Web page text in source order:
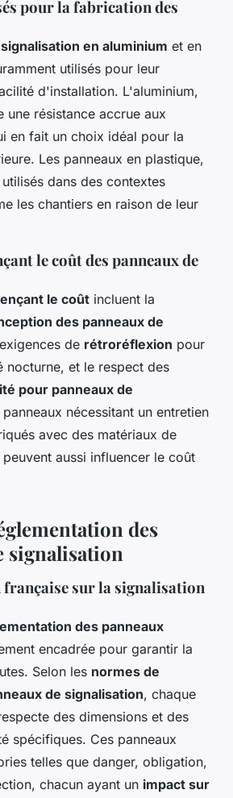
pour la fabrication des
en aluminium et en
utilisés pour leur
d'installation. L'aluminium,
une résistance accrue aux
en fait un choix idéal pour la
Les panneaux en plastique,
dans des contextes
les chantiers en raison de leur
le coût des panneaux de
le coût incluent la
des panneaux de
de rétroréflexion pour
nocturne, et le respect des
pour panneaux de
panneaux nécessitant un entretien
avec des matériaux de
aussi influencer le coût
des
signalisation
française sur la signalisation
des panneaux
encadrée pour garantir la
Selon les normes de
de signalisation, chaque
des dimensions et des
spécifiques. Ces panneaux
telles que danger, obligation,
chacun ayant un impact sur